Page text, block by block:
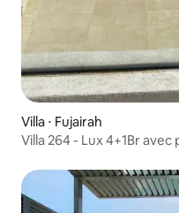
Villa ⋅ Fujairah
Villa 264 - Lux 4+1Br